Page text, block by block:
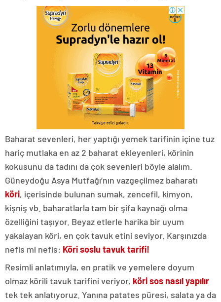
Baharat sevenleri, her yaptığı yemek tarifinin içine tuz
hariç mutlaka en az 2 baharat ekleyenleri, körinin
kokusunu da tadını da çok sevenleri böyle alalım.
Güneydoğu Asya Mutfağı’nın vazgeçilmez baharatı
köri, içerisinde bulunan sumak, zencefil, kimyon,
kişniş vb. baharatlarla tam bir şifa kaynağı olma
özelliğini taşıyor. Beyaz etlerle harika bir uyum
yakalayan köri, en çok tavuk etini seviyor. Karşınızda
nefis mi nefis: Köri soslu tavuk tarifi!
Resimli anlatımıyla, en pratik ve yemelere doyum
olmaz körili tavuk tarifini veriyor, köri sos nasıl yapılır
tek tek anlatıyoruz. Yanına patates püresi, salata ya da